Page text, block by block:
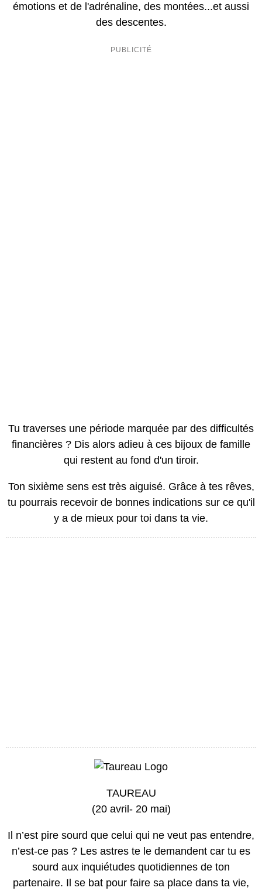
émotions et de l'adrénaline, des montées...et aussi
des descentes.
Tu traverses une période marquée par des difficultés
financières ? Dis alors adieu à ces bijoux de famille
qui restent au fond d'un tiroir.
Ton sixième sens est très aiguisé. Grâce à tes rêves,
tu pourrais recevoir de bonnes indications sur ce qu'il
y a de mieux pour toi dans ta vie.
TAUREAU
(20 avril- 20 mai)
Il n’est pire sourd que celui qui ne veut pas entendre,
n’est-ce pas ? Les astres te le demandent car tu es
sourd aux inquiétudes quotidiennes de ton
partenaire. Il se bat pour faire sa place dans ta vie,